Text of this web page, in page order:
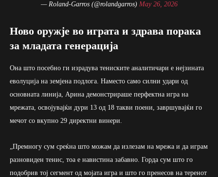
— Roland-Garros (@rolandgarros) May 26, 2026
Ново оружје во играта и здрава порака
за младата генерација
Она што посебно ги израдува тениските аналитичари е нејзината
еволуција на земјена подлога. Наместо само силни удари од
основната линија, Арина демонстрираше перфектна игра на
мрежата, освојувајќи дури 13 од 18 такви поени, завршувајќи го
мечот со вкупно 29 директни винери.
„Премногу сум среќна што можам да излезам на мрежа и да играм
разновиден тенис, тоа е навистина забавно. Горда сум што го
подобрив тој сегмент од мојата игра и што го пренесов на теренот